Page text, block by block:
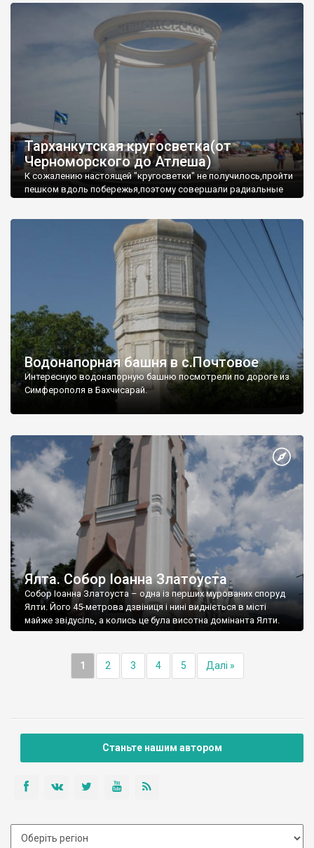
Тарханкутская кругосветка(от
Черноморского до Атлеша)
К сожалению настоящей "кругосветки" не получилось,пройти
пешком вдоль побережья,поэтому совершали радиальные
Водонапорная башня в с.Почтовое
Интересную водонапорную башню посмотрели по дороге из
Симферополя в Бахчисарай.
Ялта. Собор Іоанна Златоуста
Собор Іоанна Златоуста – одна із перших мурованих споруд
Ялти. Його 45-метрова дзвіниця і нині видніється в місті
майже звідусіль, а колись це була висотна домінанта Ялти.
1 2 3 4 5 Далі »
Станьте нашим автором